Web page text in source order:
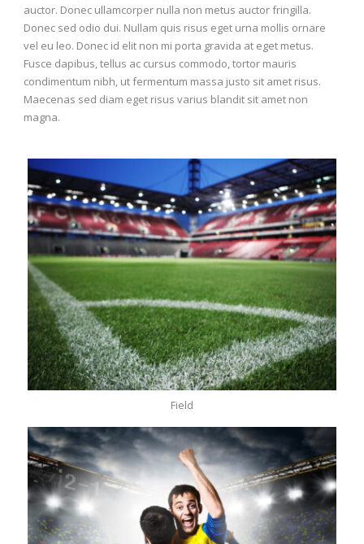
auctor. Donec ullamcorper nulla non metus auctor fringilla.
Donec sed odio dui. Nullam quis risus eget urna mollis ornare
vel eu leo. Donec id elit non mi porta gravida at eget metus.
Fusce dapibus, tellus ac cursus commodo, tortor mauris
condimentum nibh, ut fermentum massa justo sit amet risus.
Maecenas sed diam eget risus varius blandit sit amet non
magna.
Field